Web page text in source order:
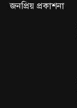
জনপ্রিয় প্রকাশনা